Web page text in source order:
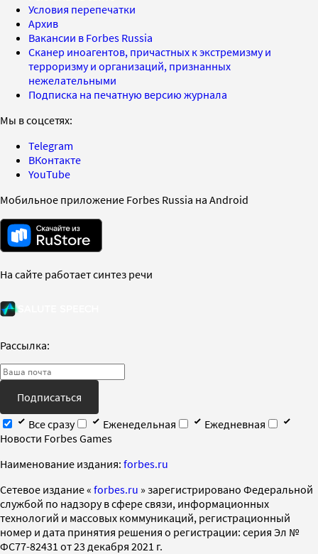
Условия перепечатки
Архив
Вакансии в Forbes Russia
Сканер иноагентов, причастных к экстремизму и
терроризму и организаций, признанных
нежелательными
Подписка на печатную версию журнала
Мы в соцсетях:
Telegram
ВКонтакте
YouTube
Мобильное приложение Forbes Russia на Android
На сайте работает синтез речи
Рассылка:
Подписаться
Все сразу
Еженедельная
Ежедневная
Новости Forbes Games
Наименование издания: forbes.ru
Cетевое издание « forbes.ru » зарегистрировано Федеральной
службой по надзору в сфере связи, информационных
технологий и массовых коммуникаций, регистрационный
номер и дата принятия решения о регистрации: серия Эл №
ФС77-82431 от 23 декабря 2021 г.